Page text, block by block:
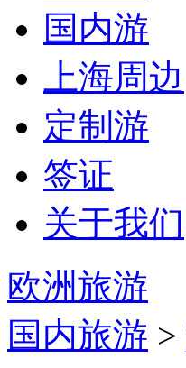
国内游
上海周边
定制游
签证
关于我们
欧洲旅游
国内旅游 >